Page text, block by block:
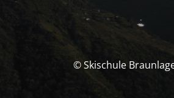
© Skischule